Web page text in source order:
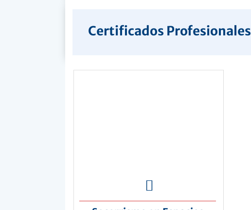
Certificados Profesionales
